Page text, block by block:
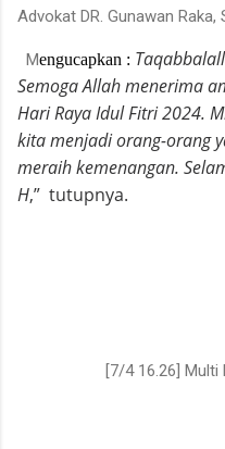
Advokat DR. Gunawan Raka,
Mengucapkan :
Semoga Allah menerima
Hari Raya Idul Fitri 2024.
kita menjadi orang-orang
meraih kemenangan.
H,” tutupnya.
[7/4 16.26] Multi